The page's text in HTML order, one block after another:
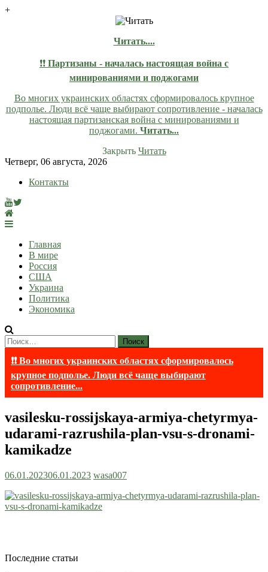
+
Читать....
❗❗ Партизаны - началась настоящая война с
минированиями и поджогами
Во многих украинских областях сформировалось крупное
подполье. Люди всё чаще выбирают сопротивление - началась
настоящая партизанская война с минированиями и
поджогами. Читать...
Закрыть Читать
Skip
content
Четверг, 06 августа, 2026
Контакты
lentaruss
lentaruss — Новости
Главная
В мире
Россия
США
Украина
Политика
Экономика
Найти:
❗❗ Во многих украинских областях сформировалось
крупное подполье. Люди всё чаще выбирают
сопротивление...
vasilesku-rossijskaya-armiya-chetyrmya-
udarami-razrushila-plan-vsu-s-dronami-
kamikadze
06.01.202306.01.2023 wasa007
Последние статьи